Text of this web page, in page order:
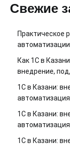
Свежие
Практическое
Как 1С в
внедрение,
1С в Казани:
1С в Казани:
1С в Казани: